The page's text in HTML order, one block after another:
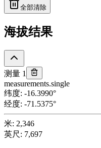
全部清除
海拔结果
测量 1
measurements.single
纬度: -16.3990°
经度: -71.5375°
米: 2,346
英尺 : 7,697